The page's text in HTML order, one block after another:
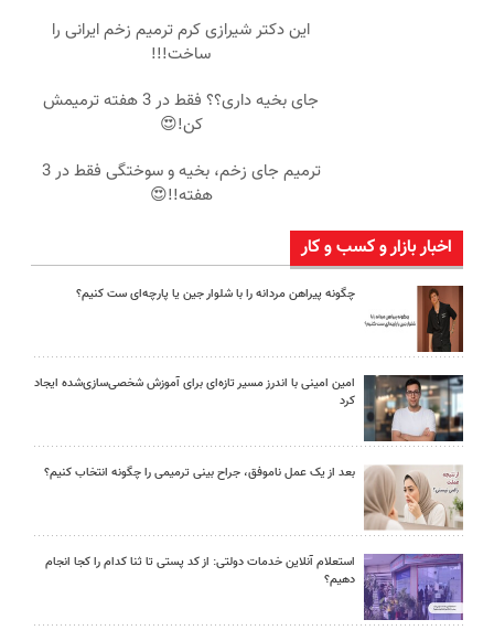
این دکتر شیرازی کرم ترمیم زخم ایرانی را
ساخت!!!
جای بخیه داری؟؟ فقط در 3 هفته ترمیمش
کن!😍
ترمیم جای زخم، بخیه و سوختگی فقط در 3
هفته!!😍
اخبار بازار و کسب و کار
چگونه پیراهن مردانه را با شلوار جین یا پارچه‌ای ست کنیم؟
امین امینی با اندرز مسیر تازه‌ای برای آموزش شخصی‌سازی‌شده ایجاد
کرد
بعد از یک عمل ناموفق، جراح بینی ترمیمی را چگونه انتخاب کنیم؟
استعلام آنلاین خدمات دولتی: از کد پستی تا ثنا کدام را کجا انجام
دهیم؟